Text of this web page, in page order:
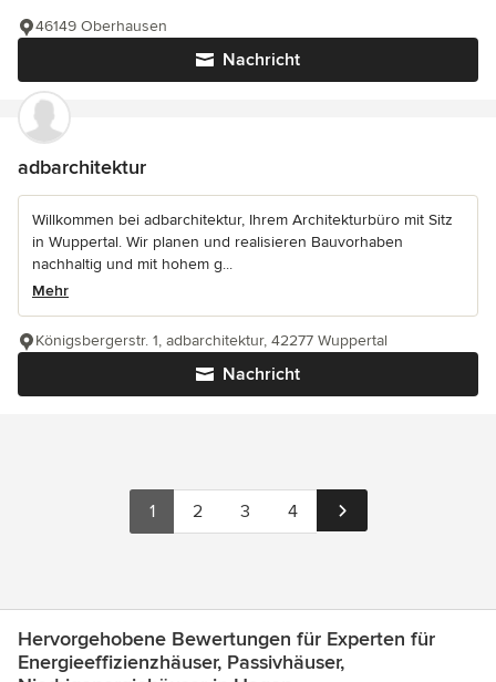
Nachricht
46149 Oberhausen
adbarchitektur
Willkommen bei adbarchitektur, Ihrem Architekturbüro mit Sitz
in Wuppertal. Wir planen und realisieren Bauvorhaben
nachhaltig und mit hohem g...
Mehr
Nachricht
Königsbergerstr. 1, adbarchitektur, 42277 Wuppertal
1 2 3 4
Hervorgehobene Bewertungen für Experten für
Energieeffizienzhäuser, Passivhäuser,